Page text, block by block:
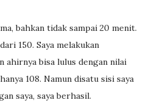
bahkan tidak sampai 20 menit.
150. Saya melakukan
ahirnya bisa lulus dengan nilai
108. Namun disatu sisi saya
saya, saya berhasil.